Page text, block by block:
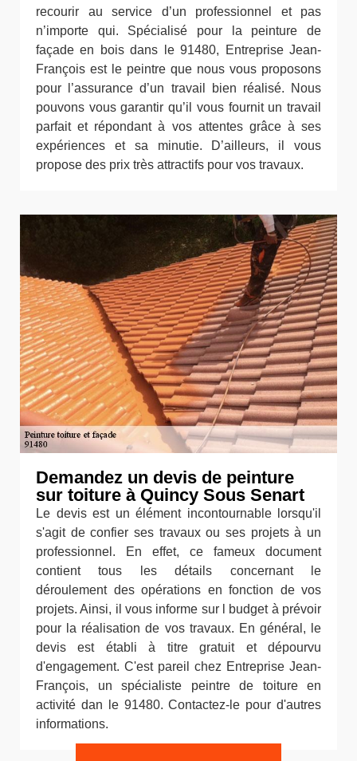
recourir au service d’un professionnel et pas
n’importe qui. Spécialisé pour la peinture de
façade en bois dans le 91480, Entreprise Jean-
François est le peintre que nous vous proposons
pour l’assurance d’un travail bien réalisé. Nous
pouvons vous garantir qu’il vous fournit un travail
parfait et répondant à vos attentes grâce à ses
expériences et sa minutie. D’ailleurs, il vous
propose des prix très attractifs pour vos travaux.
Demandez un devis de peinture
sur toiture à Quincy Sous Senart
Le devis est un élément incontournable lorsqu'il
s'agit de confier ses travaux ou ses projets à un
professionnel. En effet, ce fameux document
contient tous les détails concernant le
déroulement des opérations en fonction de vos
projets. Ainsi, il vous informe sur l budget à prévoir
pour la réalisation de vos travaux. En général, le
devis est établi à titre gratuit et dépourvu
d'engagement. C'est pareil chez Entreprise Jean-
François, un spécialiste peintre de toiture en
activité dan le 91480. Contactez-le pour d'autres
informations.